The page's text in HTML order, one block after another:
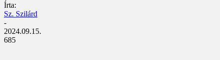
Írta:
Sz. Szilárd
-
2024.09.15.
685